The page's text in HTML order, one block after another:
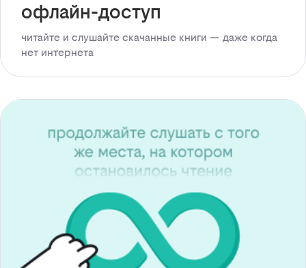
офлайн-доступ
читайте и слушайте скачанные книги — даже когда
нет интернета